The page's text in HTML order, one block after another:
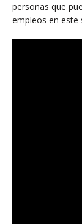
personas que
empleos en este